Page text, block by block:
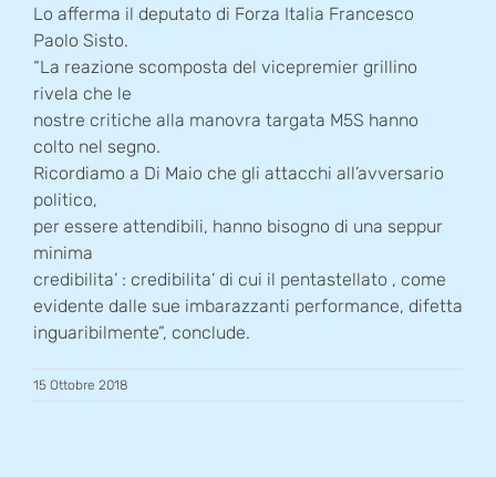
Lo afferma il deputato di Forza Italia Francesco
Paolo Sisto.
“La reazione scomposta del vicepremier grillino
rivela che le
nostre critiche alla manovra targata M5S hanno
colto nel segno.
Ricordiamo a Di Maio che gli attacchi all’avversario
politico,
per essere attendibili, hanno bisogno di una seppur
minima
credibilita’ : credibilita’ di cui il pentastellato , come
evidente dalle sue imbarazzanti performance, difetta
inguaribilmente”, conclude.
15 Ottobre 2018